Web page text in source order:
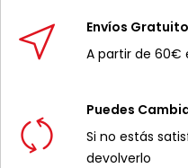
Envíos
A partir de 60€
Puedes
Si no estás
devolverlo